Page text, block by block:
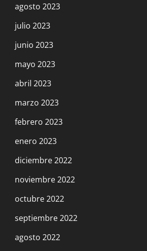
agosto 2023
julio 2023
junio 2023
mayo 2023
abril 2023
marzo 2023
febrero 2023
enero 2023
diciembre 2022
noviembre 2022
octubre 2022
septiembre 2022
agosto 2022